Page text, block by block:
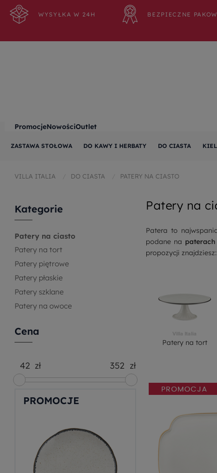
WYSYŁKA W 24H BEZPIECZNE
PromocjeNowościOutlet
ZASTAWA STOŁOWA DO KAWY I HERBATY DO CIASTA
VILLA ITALIA DO CIASTA PATERY NA CIASTO
Patery na
Patera to
podane na
propozycji
Patery na tort
Kategorie
Patery na ciasto
Patery na tort
Patery piętrowe
Patery płaskie
Patery szklane
Patery na owoce
Cena
zł zł
PROMOCJE